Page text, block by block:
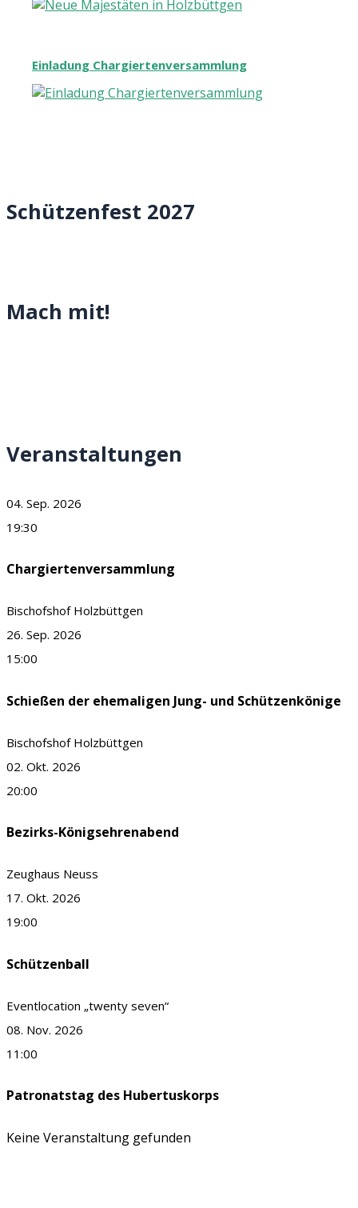
Einladung Chargiertenversammlung
Schützenfest 2027
Mach mit!
Veranstaltungen
04. Sep. 2026
19:30
Chargiertenversammlung
Bischofshof Holzbüttgen
26. Sep. 2026
15:00
Schießen der ehemaligen Jung- und Schützenkönige
Bischofshof Holzbüttgen
02. Okt. 2026
20:00
Bezirks-Königsehrenabend
Zeughaus Neuss
17. Okt. 2026
19:00
Schützenball
Eventlocation „twenty seven“
08. Nov. 2026
11:00
Patronatstag des Hubertuskorps
Keine Veranstaltung gefunden